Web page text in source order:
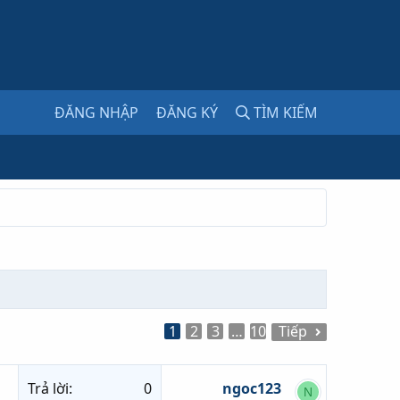
ĐĂNG NHẬP ĐĂNG KÝ TÌM KIẾM
1 2 3 … 10 Tiếp
Trả lời 0 ngoc123 N